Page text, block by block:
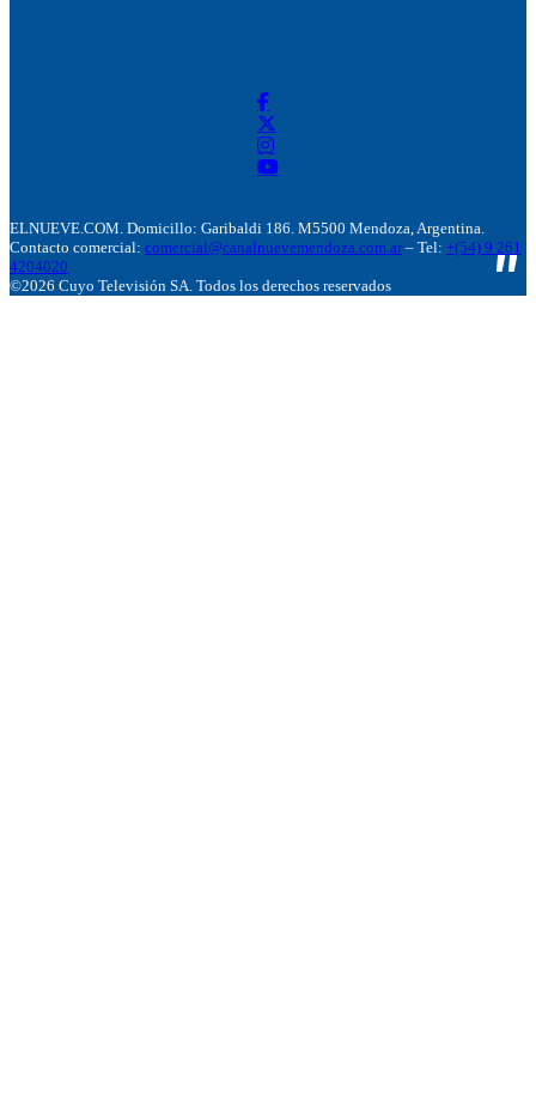
ELNUEVE.COM. Domicillo: Garibaldi 186. M5500 Mendoza, Argentina.
Contacto comercial: comercial@canalnuevemendoza.com.ar – Tel: +(54) 9 261
4204020
©2026 Cuyo Televisión SA. Todos los derechos reservados